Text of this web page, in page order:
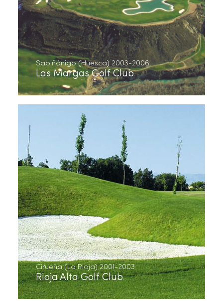
Sabiñánigo (Huesca) 2003-2006
Las Margas Golf Club
Cirueña (La Rioja) 2001-2003
Rioja Alta Golf Club